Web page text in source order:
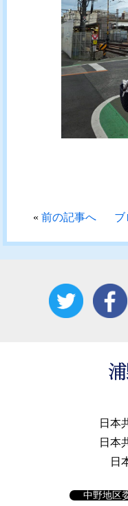
«前の記事へ ブ
日本
日本
日
中野地区